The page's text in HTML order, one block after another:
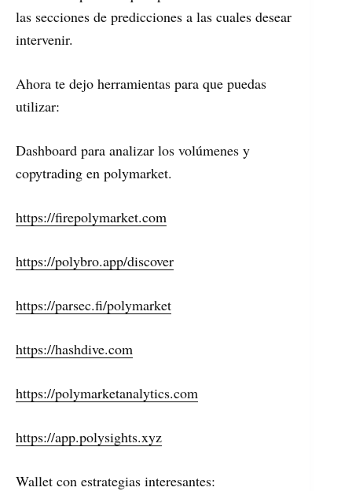
las secciones de predicciones a las cuales desear
intervenir.
Ahora te dejo herramientas para que puedas
utilizar:
Dashboard para analizar los volúmenes y
copytrading en polymarket.
https://firepolymarket.com
https://polybro.app/discover
https://parsec.fi/polymarket
https://hashdive.com
https://polymarketanalytics.com
https://app.polysights.xyz
Wallet con estrategias interesantes: